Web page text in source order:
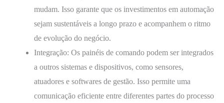
mudam. Isso garante que os investimentos em automação
sejam sustentáveis ​​a longo prazo e acompanhem o ritmo
de evolução do negócio.
Integração: Os painéis de comando podem ser integrados
a outros sistemas e dispositivos, como sensores,
atuadores e softwares de gestão. Isso permite uma
comunicação eficiente entre diferentes partes do processo